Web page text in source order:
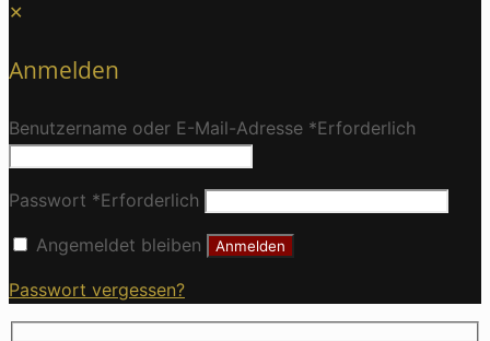
✕
Anmelden
Benutzername oder E-Mail-Adresse *Erforderlich
Passwort *Erforderlich
Angemeldet bleiben Anmelden
Passwort vergessen?